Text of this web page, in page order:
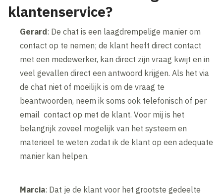
klantenservice?
Gerard: De chat is een laagdrempelige manier om
contact op te nemen; de klant heeft direct contact
met een medewerker, kan direct zijn vraag kwijt en in
veel gevallen direct een antwoord krijgen. Als het via
de chat niet of moeilijk is om de vraag te
beantwoorden, neem ik soms ook telefonisch of per
email contact op met de klant. Voor mij is het
belangrijk zoveel mogelijk van het systeem en
materieel te weten zodat ik de klant op een adequate
manier kan helpen.
Marcia: Dat je de klant voor het grootste gedeelte